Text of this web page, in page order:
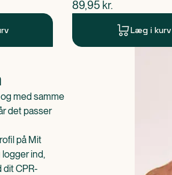
$nuværende pris
89,95 kr.
Læg i kurv
med samme
det passer
på Mit
ind,
dit CPR-